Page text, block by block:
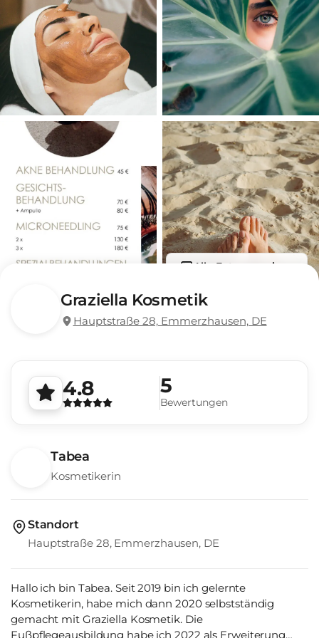
Alle Fotos anzeigen
Graziella Kosmetik
Hauptstraße 28, Emmerzhausen, DE
4.8 5
Bewertungen
Tabea
Kosmetikerin
Standort
Hauptstraße 28, Emmerzhausen, DE
Hallo ich bin Tabea. Seit 2019 bin ich gelernte
Kosmetikerin, habe mich dann 2020 selbstständig
gemacht mit Graziella Kosmetik. Die
Fußpflegeausbildung habe ich 2022 als Erweiterung